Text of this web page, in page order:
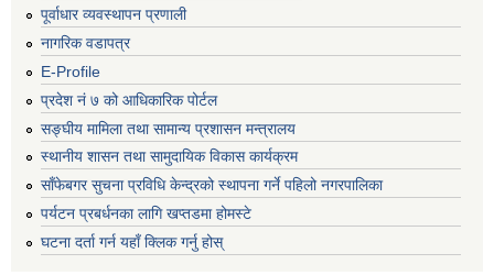
पूर्वाधार व्यवस्थापन प्रणाली
नागरिक वडापत्र
E-Profile
प्रदेश नं ७ को आधिकारिक पोर्टल
सङ्घीय मामिला तथा सामान्य प्रशासन मन्त्रालय
स्थानीय शासन तथा सामुदायिक विकास कार्यक्रम
साँफेबगर सुचना प्रविधि केन्द्रको स्थापना गर्ने पहिलो नगरपालिका
पर्यटन प्रबर्धनका लागि खप्तडमा होमस्टे
घटना दर्ता गर्न यहाँ क्लिक गर्नु होस्